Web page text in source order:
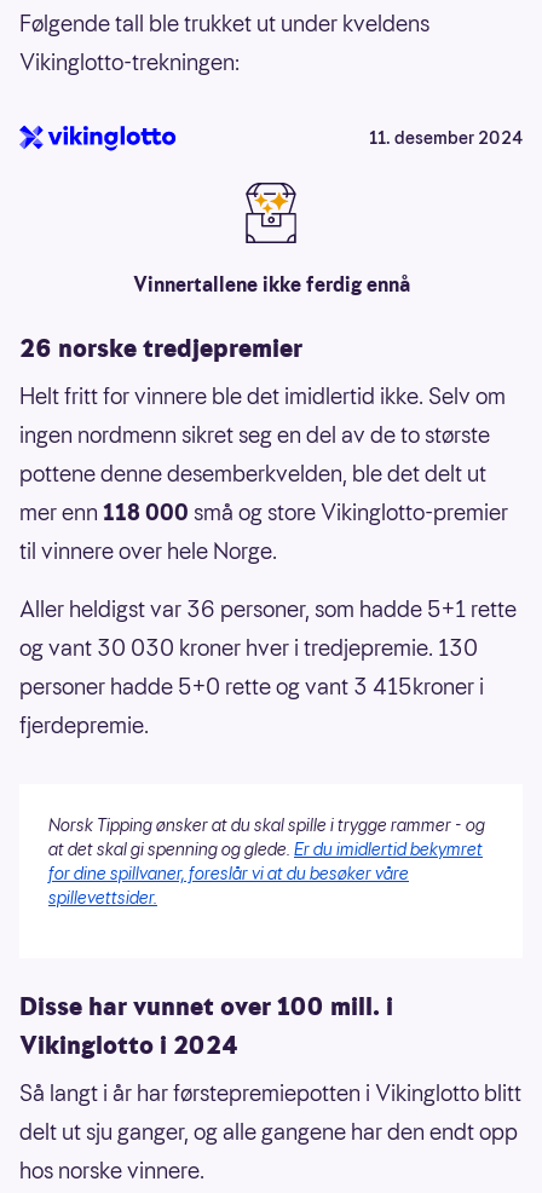
Følgende tall ble trukket ut under kveldens
Vikinglotto-trekningen:
11. desember 2024
Vinnertallene ikke ferdig ennå
26 norske tredjepremier
Helt fritt for vinnere ble det imidlertid ikke. Selv om
ingen nordmenn sikret seg en del av de to største
pottene denne desemberkvelden, ble det delt ut
mer enn 118 000 små og store Vikinglotto-premier
til vinnere over hele Norge.
Aller heldigst var 36 personer, som hadde 5+1 rette
og vant 30 030 kroner hver i tredjepremie. 130
personer hadde 5+0 rette og vant 3 415kroner i
fjerdepremie.
Norsk Tipping ønsker at du skal spille i trygge rammer - og
at det skal gi spenning og glede. Er du imidlertid bekymret
for dine spillvaner, foreslår vi at du besøker våre
spillevettsider.
Disse har vunnet over 100 mill. i
Vikinglotto i 2024
Så langt i år har førstepremiepotten i Vikinglotto blitt
delt ut sju ganger, og alle gangene har den endt opp
hos norske vinnere.